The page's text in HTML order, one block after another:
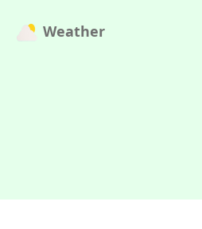
Weather